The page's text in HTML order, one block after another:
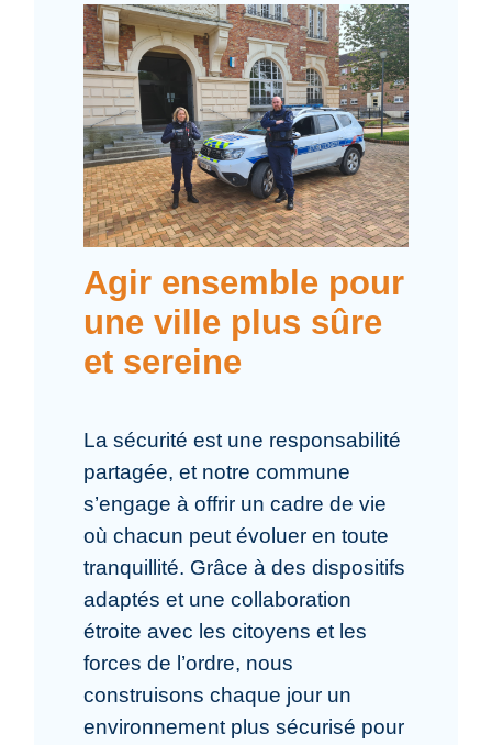
Agir ensemble pour
une ville plus sûre
et sereine
La sécurité est une responsabilité
partagée, et notre commune
s’engage à offrir un cadre de vie
où chacun peut évoluer en toute
tranquillité. Grâce à des dispositifs
adaptés et une collaboration
étroite avec les citoyens et les
forces de l’ordre, nous
construisons chaque jour un
environnement plus sécurisé pour